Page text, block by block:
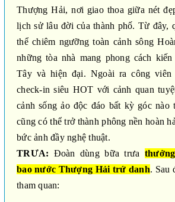
Thượng Hải, nơi giao thoa giữa nét
lịch sử lâu đời của thành phố. Từ đây,
thể chiêm ngưỡng toàn cảnh sông
những tòa nhà mang phong cách
Tây và hiện đại. Ngoài ra công viên
check-in siêu HOT với cảnh quan
cảnh sống ảo độc đáo bất kỳ góc nào
cũng có thể trở thành phông nền hoàn
bức ảnh đầy nghệ thuật.
TRƯA: Đoàn dùng bữa trưa
bao nước Thượng Hải trứ danh. Sau
tham quan: